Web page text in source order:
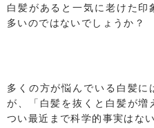
白髪があると一気に老けた印
多いのではないでしょうか？
多くの方が悩んでいる白髪に
が、「白髪を抜くと白髪が増
つい最近まで科学的事実はな